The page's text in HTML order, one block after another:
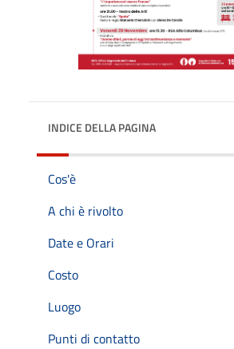
INDICE DELLA PAGINA
Cos'è
A chi è rivolto
Date e Orari
Costo
Luogo
Punti di contatto